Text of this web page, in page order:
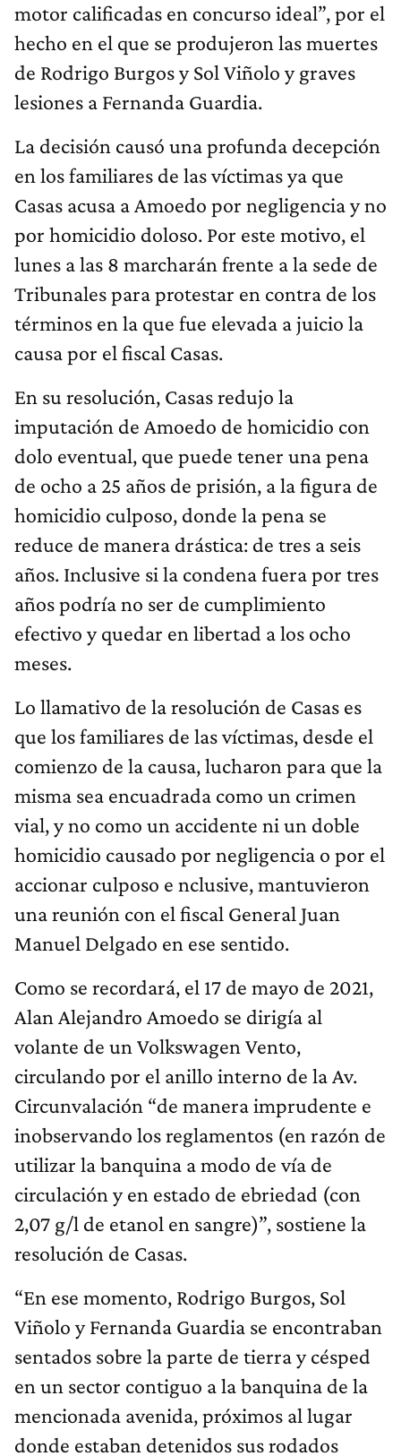
motor calificadas en concurso ideal”, por el
hecho en el que se produjeron las muertes
de Rodrigo Burgos y Sol Viñolo y graves
lesiones a Fernanda Guardia.
La decisión causó una profunda decepción
en los familiares de las víctimas ya que
Casas acusa a Amoedo por negligencia y no
por homicidio doloso. Por este motivo, el
lunes a las 8 marcharán frente a la sede de
Tribunales para protestar en contra de los
términos en la que fue elevada a juicio la
causa por el fiscal Casas.
En su resolución, Casas redujo la
imputación de Amoedo de homicidio con
dolo eventual, que puede tener una pena
de ocho a 25 años de prisión, a la figura de
homicidio culposo, donde la pena se
reduce de manera drástica: de tres a seis
años. Inclusive si la condena fuera por tres
años podría no ser de cumplimiento
efectivo y quedar en libertad a los ocho
meses.
Lo llamativo de la resolución de Casas es
que los familiares de las víctimas, desde el
comienzo de la causa, lucharon para que la
misma sea encuadrada como un crimen
vial, y no como un accidente ni un doble
homicidio causado por negligencia o por el
accionar culposo e nclusive, mantuvieron
una reunión con el fiscal General Juan
Manuel Delgado en ese sentido.
Como se recordará, el 17 de mayo de 2021,
Alan Alejandro Amoedo se dirigía al
volante de un Volkswagen Vento,
circulando por el anillo interno de la Av.
Circunvalación “de manera imprudente e
inobservando los reglamentos (en razón de
utilizar la banquina a modo de vía de
circulación y en estado de ebriedad (con
2,07 g/l de etanol en sangre)”, sostiene la
resolución de Casas.
“En ese momento, Rodrigo Burgos, Sol
Viñolo y Fernanda Guardia se encontraban
sentados sobre la parte de tierra y césped
en un sector contiguo a la banquina de la
mencionada avenida, próximos al lugar
donde estaban detenidos sus rodados